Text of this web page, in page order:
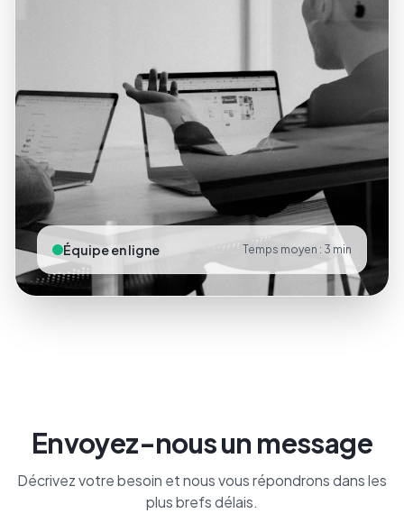
Équipe en ligne Temps moyen : 3 min
Envoyez-nous un message
Décrivez votre besoin et nous vous répondrons dans les
plus brefs délais.